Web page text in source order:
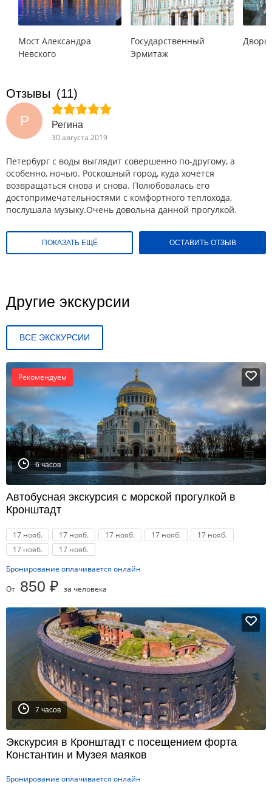
Мост Александра
Невского
Государственный
Эрмитаж
Отзывы (11)
Р
Регина
30 августа 2019
Петербург с воды выглядит совершенно по-другому, а
особенно, ночью. Роскошный город, куда хочется
возвращаться снова и снова. Полюбовалась его
достопримечательностями с комфортного теплохода,
послушала музыку.Очень довольна данной прогулкой.
ПОКАЗАТЬ ЕЩЁ ОСТАВИТЬ ОТЗЫВ
Другие экскурсии
ВСЕ ЭКСКУРСИИ
Рекомендуем
6 часов
Автобусная экскурсия с морской прогулкой в
Кронштадт
17 нояб. 17 нояб. 17 нояб. 17 нояб.
17 нояб.
17 нояб.
17 нояб.
Бронирование оплачивается онлайн
От 850 ₽ за человека
7 часов
Экскурсия в Кронштадт с посещением форта
Константин и Музея маяков
Бронирование оплачивается онлайн